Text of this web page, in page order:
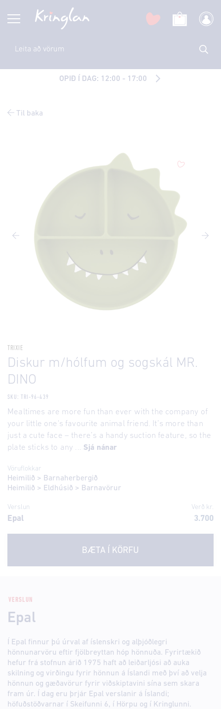
OPIÐ Í DAG: 12:00 - 17:00
Til baka
TRIXIE
Diskur m/hólfum og sogskál MR.
DINO
SKU: TRI-96-439
Mealtimes are more fun than ever with the company of
your little one's favourite animal friend. It’s more than
just a cute face – there’s a handy suction feature, so the
plate sticks to any ... Sjá nánar
Vöruflokkar
Heimilið > Barnaherbergið
Heimilið > Eldhúsið > Barnavörur
Verslun Verð kr.
Epal 3.700
BÆTA Í KÖRFU
VERSLUN
Epal
Í Epal finnur þú úrval af íslenskri og alþjóðlegri
hönnunarvöru eftir fjölbreyttan hóp hönnuða. Fyrirtækið
hefur frá stofnun árið 1975 haft að leiðarljósi að auka
skilning og virðingu fyrir hönnun á Íslandi með því að velja
hönnun og gæðavörur fyrir viðskiptavini sína sem skara
fram úr. Í dag eru þrjár Epal verslanir á Íslandi;
höfuðstöðvarnar í Skeifunni 6, í Hörpu og í Kringlunni.